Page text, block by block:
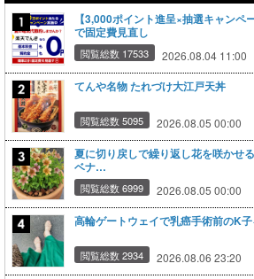
【3,000ポイント進呈×抽選キャンペ
で固定費見直し
閲覧総数 17533 2026.08.04 11:00
てんや名物 たれづけ大江戸天丼
閲覧総数 5095 2026.08.05 00:00
夏に切り戻しで繰り返し花を咲かせ
ベナ…
閲覧総数 6999 2026.08.05 00:00
高輪ゲートウェイで乳癌手術前のK
閲覧総数 2934 2026.08.06 23:20